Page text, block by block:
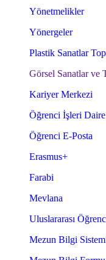
Yönetmelikler
Yönergeler
Plastik Sanatlar
Görsel Sanatlar ve
Kariyer Merkezi
Öğrenci İşleri Daire
Öğrenci E-Posta
Erasmus+
Farabi
Mevlana
Uluslararası
Mezun Bilgi